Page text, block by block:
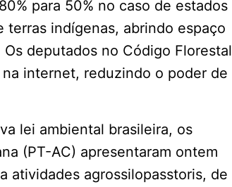
para 50% no caso de estados
terras indígenas, abrindo espaço
deputados no Código Florestal
internet, reduzindo o poder de
lei ambiental brasileira, os
(PT-AC) apresentaram ontem
atividades agrossilopasstoris, de